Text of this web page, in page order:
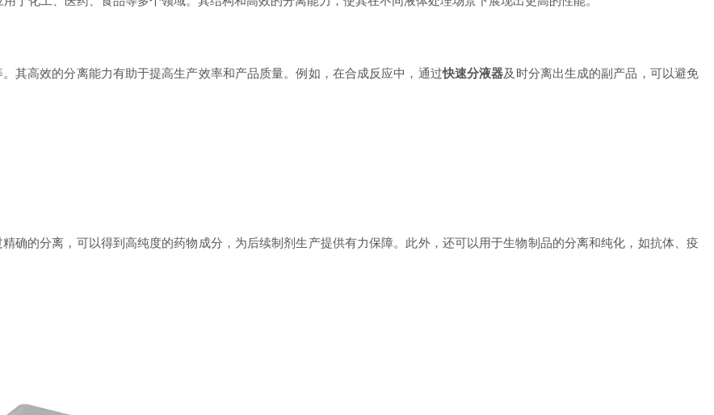
高效的分离能力有助于提高生产效率和产品质量。例如，在合成反应中，通过快速分液器及时分离出生成的副产品，可以避免
的分离，可以得到高纯度的药物成分，为后续制剂生产提供有力保障。此外，还可以用于生物制品的分离和纯化，如抗体、疫